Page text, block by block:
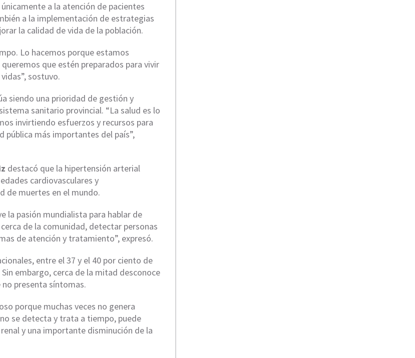
a la atención de pacientes
a la implementación de estrategias
la calidad de vida de la población.
Lo hacemos porque estamos
que estén preparados para vivir
sostuvo.
siendo una prioridad de gestión y
sanitario provincial. “La salud es lo
invirtiendo esfuerzos y recursos para
pública más importantes del país”,
destacó que la hipertensión arterial
cardiovasculares y
de muertes en el mundo.
la pasión mundialista para hablar de
de la comunidad, detectar personas
de atención y tratamiento”, expresó.
entre el 37 y el 40 por ciento de
embargo, cerca de la mitad desconoce
presenta síntomas.
porque muchas veces no genera
se detecta y trata a tiempo, puede
y una importante disminución de la